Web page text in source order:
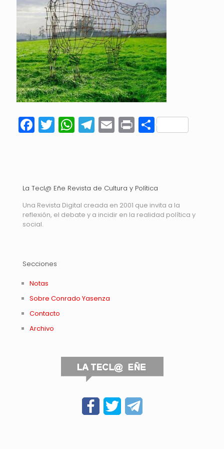
Facebook
Twitter
WhatsApp
Telegram
Email
Print
La Tecl@ Eñe Revista de Cultura y Política
Una Revista Digital creada en 2001 que invita a la
reflexión, el debate y a incidir en la realidad política y
social.
Secciones
Notas
Sobre Conrado Yasenza
Contacto
Archivo